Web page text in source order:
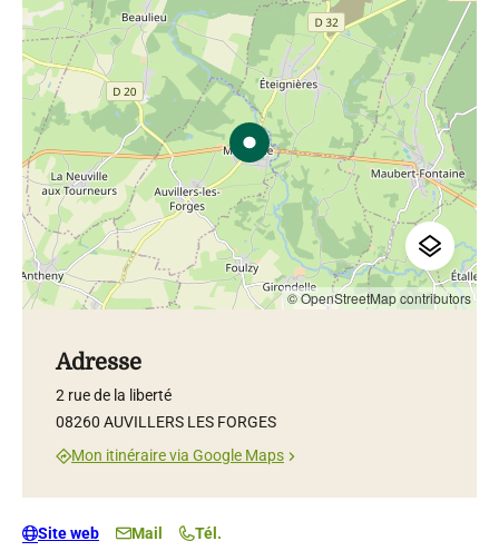
© OpenStreetMap contributors
Adresse
2 rue de la liberté
08260 AUVILLERS LES FORGES
Mon itinéraire via Google Maps
Site web Mail Tél.